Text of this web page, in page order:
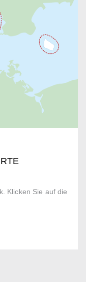
Klicken Sie auf die